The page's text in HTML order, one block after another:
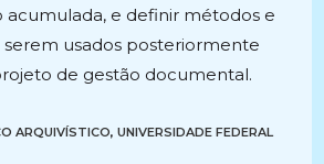
e definir métodos e
usados posteriormente
de gestão documental.
ARQUIVÍSTICO, UNIVERSIDADE FEDERAL